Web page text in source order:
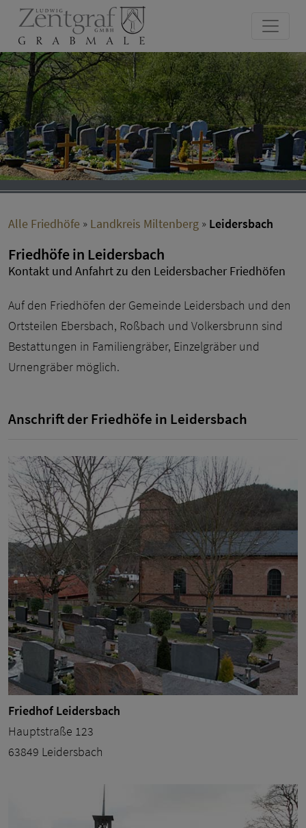
Alle Friedhöfe » Landkreis Miltenberg » Leidersbach
Friedhöfe in Leidersbach
Kontakt und Anfahrt zu den Leidersbacher Friedhöfen
Auf den Friedhöfen der Gemeinde Leidersbach und den
Ortsteilen Ebersbach, Roßbach und Volkersbrunn sind
Bestattungen in Familiengräber, Einzelgräber und
Urnengräber möglich.
Anschrift der Friedhöfe in Leidersbach
Friedhof Leidersbach
Hauptstraße 123
63849 Leidersbach